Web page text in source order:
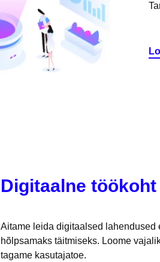
Digitaalne töökoht
Aitame leida digitaalsed lahendused
hõlpsamaks täitmiseks. Loome
tagame kasutajatoe.